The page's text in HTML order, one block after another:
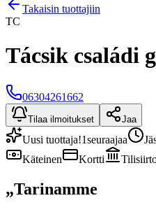
Takaisin tuottajiin
TC
Tácsik családi
06304261662
Tilaa ilmoitukset Jaa
Uusi tuottaja!1seuraajaa
Käteinen
Kortti
„Tarinamme